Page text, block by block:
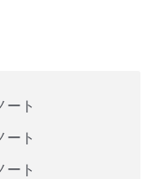
ート
ート
ート